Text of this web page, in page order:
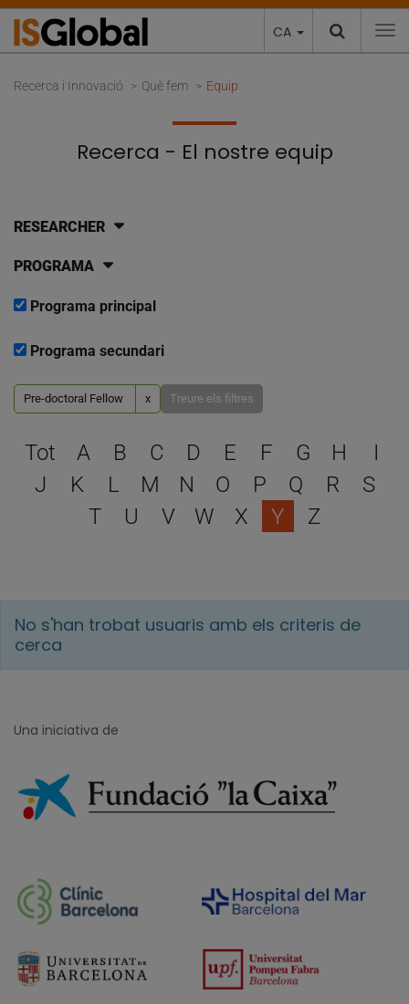
CA
Recerca i Innovació Què fem Equip
Recerca - El nostre equip
RESEARCHER
PROGRAMA
Programa principal
Programa secundari
Pre-doctoral Fellow x Treure els filtres
Escull una lletra per filtrar
Tot A B C D E F G H
I
J
K L M N O P Q R
S
T
U V W X Y Z
No s'han trobat usuaris amb els criteris de
cerca
Una iniciativa de